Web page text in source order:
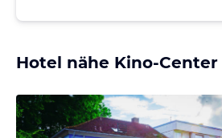
Hotel nähe Kino-Center